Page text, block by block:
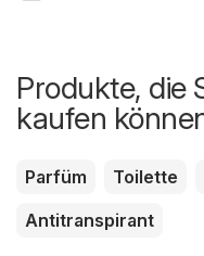
Produkte, die
kaufen
Parfüm Toilette
Antitranspirant